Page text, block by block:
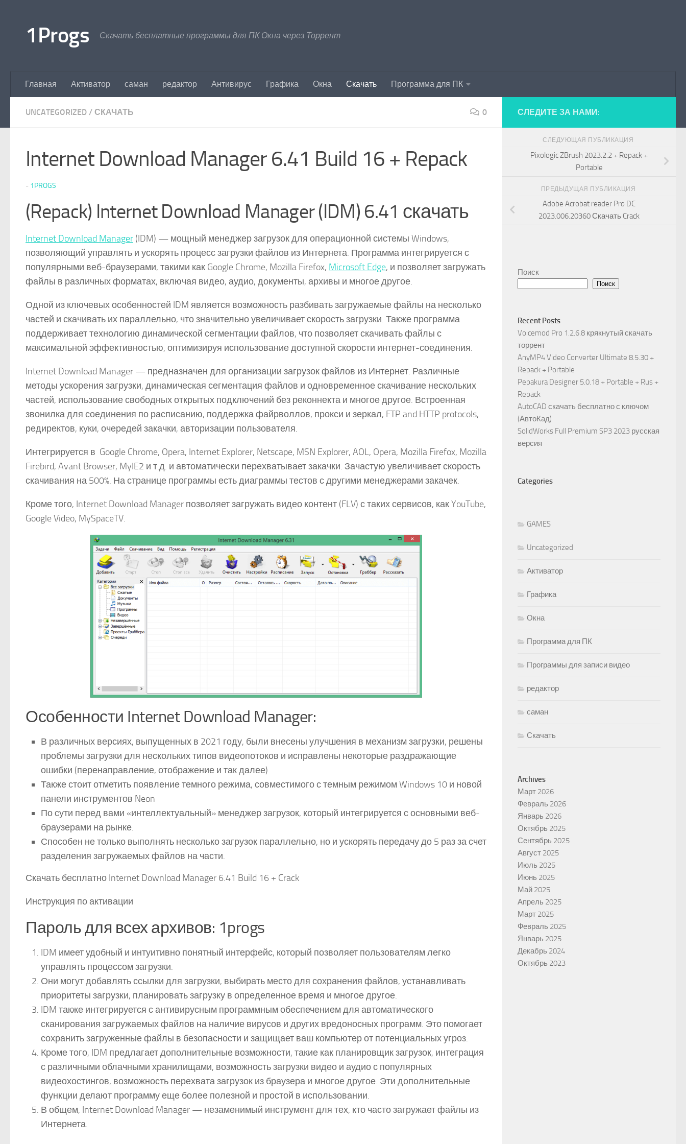
1Progs Скачать бесплатные программы для ПК Окна через Торрент
Главная Активатор саман редактор Антивирус Графика Окна Скачать Программа для ПК
UNCATEGORIZED / СКАЧАТЬ 0
Internet Download Manager 6.41 Build 16 + Repack
- 1PROGS
(Repack) Internet Download Manager (IDM) 6.41 скачать
Internet Download Manager (IDM) — мощный менеджер загрузок для операционной системы Windows,
позволяющий управлять и ускорять процесс загрузки файлов из Интернета. Программа интегрируется с
популярными веб-браузерами, такими как Google Chrome, Mozilla Firefox, Microsoft Edge, и позволяет загружать
файлы в различных форматах, включая видео, аудио, документы, архивы и многое другое.
Одной из ключевых особенностей IDM является возможность разбивать загружаемые файлы на несколько
частей и скачивать их параллельно, что значительно увеличивает скорость загрузки. Также программа
поддерживает технологию динамической сегментации файлов, что позволяет скачивать файлы с
максимальной эффективностью, оптимизируя использование доступной скорости интернет-соединения.
Internet Download Manager — предназначен для организации загрузок файлов из Интернет. Различные
методы ускорения загрузки, динамическая сегментация файлов и одновременное скачивание нескольких
частей, использование свободных открытых подключений без реконнекта и многое другое. Встроенная
звонилка для соединения по расписанию, поддержка файрволлов, прокси и зеркал, FTP and HTTP protocols,
редиректов, куки, очередей закачки, авторизации пользователя.
Интегрируется в Google Chrome, Opera, Internet Explorer, Netscape, MSN Explorer, AOL, Opera, Mozilla Firefox, Mozilla
Firebird, Avant Browser, MyIE2 и т.д. и автоматически перехватывает закачки. Зачастую увеличивает скорость
скачивания на 500%. На странице программы есть диаграммы тестов с другими менеджерами закачек.
Кроме того, Internet Download Manager позволяет загружать видео контент (FLV) с таких сервисов, как YouTube,
Google Video, MySpaceTV.
Особенности Internet Download Manager:
В различных версиях, выпущенных в 2021 году, были внесены улучшения в механизм загрузки, решены
проблемы загрузки для нескольких типов видеопотоков и исправлены некоторые раздражающие
ошибки (перенаправление, отображение и так далее)
Также стоит отметить появление темного режима, совместимого с темным режимом Windows 10 и новой
панели инструментов Neon
По сути перед вами «интеллектуальный» менеджер загрузок, который интегрируется с основными веб-
браузерами на рынке.
Способен не только выполнять несколько загрузок параллельно, но и ускорять передачу до 5 раз за счет
разделения загружаемых файлов на части.
Скачать бесплатно Internet Download Manager 6.41 Build 16 + Crack
Инструкция по активации
Пароль для всех архивов: 1progs
IDM имеет удобный и интуитивно понятный интерфейс, который позволяет пользователям легко
управлять процессом загрузки.
Они могут добавлять ссылки для загрузки, выбирать место для сохранения файлов, устанавливать
приоритеты загрузки, планировать загрузку в определенное время и многое другое.
IDM также интегрируется с антивирусным программным обеспечением для автоматического
сканирования загружаемых файлов на наличие вирусов и других вредоносных программ. Это помогает
сохранить загруженные файлы в безопасности и защищает ваш компьютер от потенциальных угроз.
Кроме того, IDM предлагает дополнительные возможности, такие как планировщик загрузок, интеграция
с различными облачными хранилищами, возможность загрузки видео и аудио с популярных
видеохостингов, возможность перехвата загрузок из браузера и многое другое. Эти дополнительные
функции делают программу еще более полезной и простой в использовании.
В общем, Internet Download Manager — незаменимый инструмент для тех, кто часто загружает файлы из
Интернета.
СЛЕДИТЕ ЗА НАМИ:
СЛЕДУЮЩАЯ ПУБЛИКАЦИЯ
Pixologic ZBrush 2023.2.2 + Repack +
Portable
ПРЕДЫДУЩАЯ ПУБЛИКАЦИЯ
Adobe Acrobat reader Pro DC
2023.006.20360 Скачать Crack
Поиск
Поиск
Recent Posts
Voicemod Pro 1.2.6.8 крякнутый скачать
торрент
AnyMP4 Video Converter Ultimate 8.5.30 +
Repack + Portable
Pepakura Designer 5.0.18 + Portable + Rus +
Repack
AutoCAD скачать бесплатно с ключом
(АвтоКад)
SolidWorks Full Premium SP3 2023 русская
версия
Categories
GAMES
Uncategorized
Активатор
Графика
Окна
Программа для ПК
Программы для записи видео
редактор
саман
Скачать
Archives
Март 2026
Февраль 2026
Январь 2026
Октябрь 2025
Сентябрь 2025
Август 2025
Июль 2025
Июнь 2025
Май 2025
Апрель 2025
Март 2025
Февраль 2025
Январь 2025
Декабрь 2024
Октябрь 2023